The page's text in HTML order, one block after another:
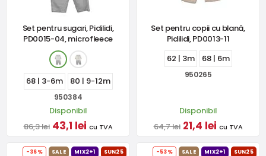
Set pentru sugari, Pidilidi,
PD0015-04, microfleece
68 | 3-6m 80 | 9-12m
950384
Disponibil
86,3 lei 43,1 lei cu TVA
Set pentru copii cu blană,
Pidilidi, PD0013-11
62 | 3m
68 | 6m
950265
Disponibil
64,7 lei 21,4 lei cu TVA
-36% SALE MIX2+1 SUN25 -53% SALE MIX2+1 SUN25